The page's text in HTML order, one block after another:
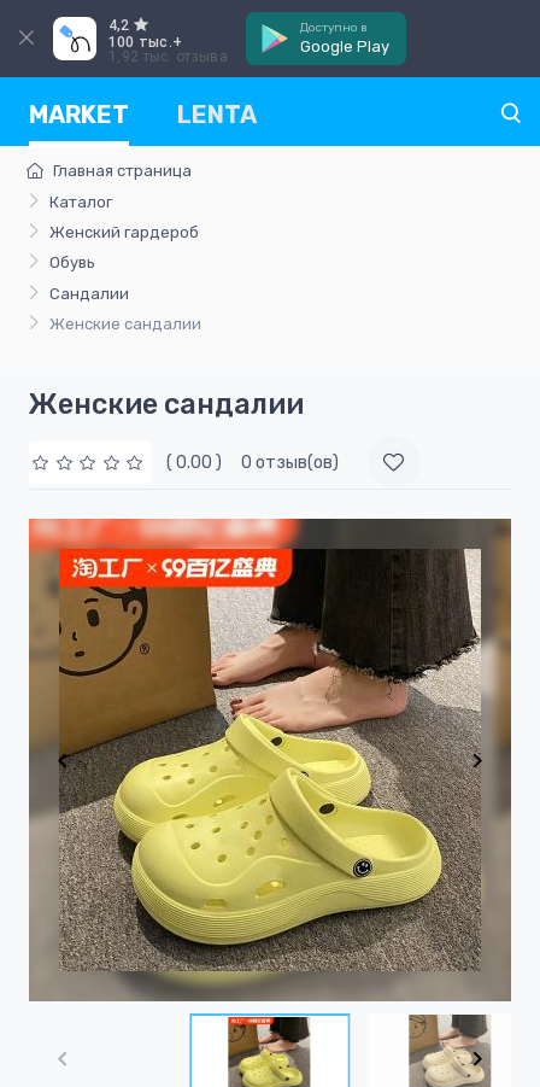
4,2
100 тыс.+
1,92 тыс. отзыва
Доступно в
Google Play
MARKET LENTA
Главная страница
Каталог
Женский гардероб
Обувь
Сандалии
Женские сандалии
Женские сандалии
( 0.00 ) 0 отзыв(ов)